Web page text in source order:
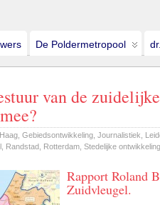
De Poldermetropool
van de
, Gebiedsontwikkeling, Journalistiek
, Randstad, Rotterdam, Stedelijke ontwikkeling
Rapport Roland
Zuidvleugel.